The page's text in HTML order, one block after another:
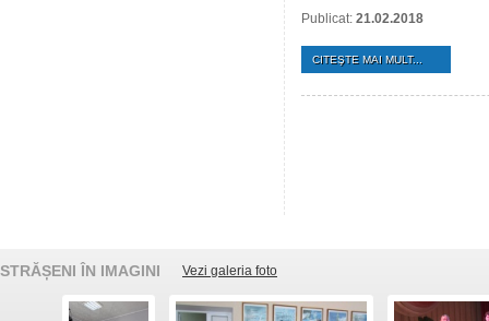
Publicat: 21.02.2018
CITEŞTE MAI MULT...
STRĂȘENI ÎN IMAGINI Vezi galeria foto